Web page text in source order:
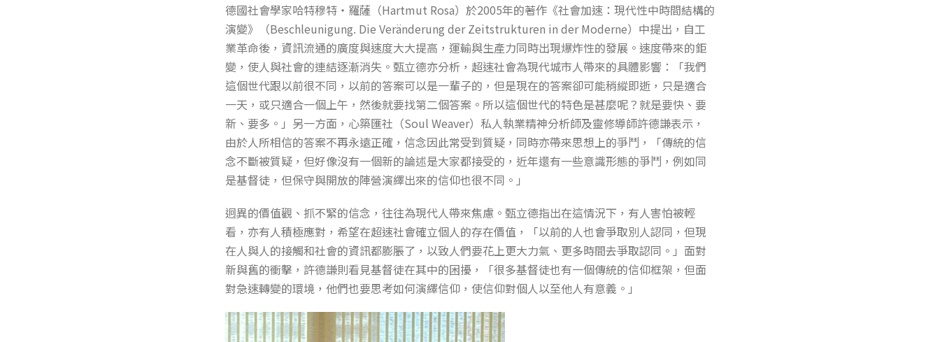
德國社會學家哈特穆特‧羅薩（Hartmut Rosa）於2005年的著作《社會加速：現代性中時間結構的
演變》（Beschleunigung. Die Veränderung der Zeitstrukturen in der Moderne）中提出，自工
業革命後，資訊流通的廣度與速度大大提高，運輸與生產力同時出現爆炸性的發展。速度帶來的鉅
變，使人與社會的連結逐漸消失。甄立德亦分析，超速社會為現代城市人帶來的具體影響：「我們
這個世代跟以前很不同，以前的答案可以是一輩子的，但是現在的答案卻可能稍縱即逝，只是適合
一天，或只適合一個上午，然後就要找第二個答案。所以這個世代的特色是甚麼呢？就是要快、要
新、要多。」另一方面，心築匯社（Soul Weaver）私人執業精神分析師及靈修導師許德謙表示，
由於人所相信的答案不再永遠正確，信念因此常受到質疑，同時亦帶來思想上的爭鬥，「傳統的信
念不斷被質疑，但好像沒有一個新的論述是大家都接受的，近年還有一些意識形態的爭鬥，例如同
是基督徒，但保守與開放的陣營演繹出來的信仰也很不同。」
迥異的價值觀、抓不緊的信念，往往為現代人帶來焦慮。甄立德指出在這情況下，有人害怕被輕
看，亦有人積極應對，希望在超速社會確立個人的存在價值，「以前的人也會爭取別人認同，但現
在人與人的接觸和社會的資訊都膨脹了，以致人們要花上更大力氣、更多時間去爭取認同。」面對
新與舊的衝擊，許德謙則看見基督徒在其中的困擾，「很多基督徒也有一個傳統的信仰框架，但面
對急速轉變的環境，他們也要思考如何演繹信仰，使信仰對個人以至他人有意義。」